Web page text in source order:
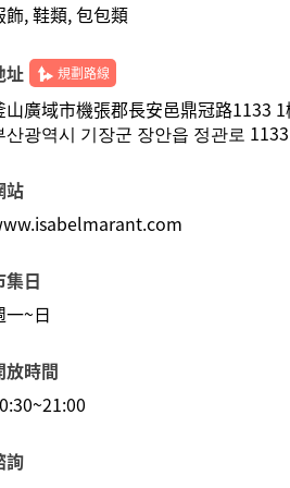
飾, 鞋類, 包包類
址 規劃路線
山廣域市機張郡長安邑鼎冠路1133
산광역시 기장군 장안읍 정관로
站
集日
一~日
放時間
詢